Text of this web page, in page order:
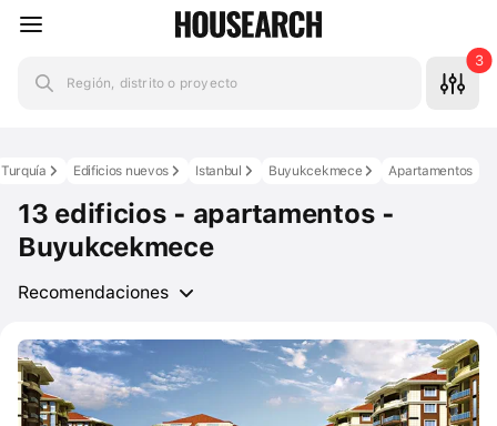
Región, distrito o proyecto
3
Apartamentos
Buyukcekmece
Istanbul
Edificios nuevos
Turquía
13 edificios - apartamentos -
Buyukcekmece
Recomendaciones